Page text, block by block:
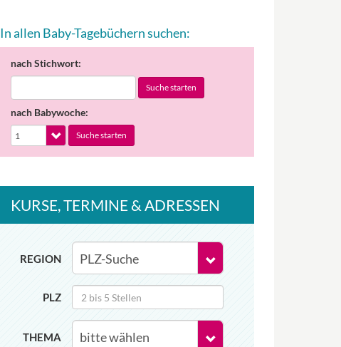
In allen Baby-Tagebüchern suchen:
nach Stichwort:
Suche starten
nach Babywoche:
Suche starten
KURSE, TERMINE & ADRESSEN
REGION
PLZ
THEMA